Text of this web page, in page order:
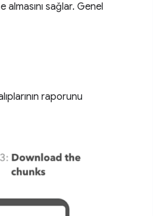
almasını sağlar. Genel
raporunu